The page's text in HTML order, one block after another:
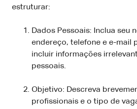
estruturar:
Dados Pessoais: Inclua seu
endereço, telefone e e-mail
incluir informações
pessoais.
Objetivo: Descreva
profissionais e o tipo de